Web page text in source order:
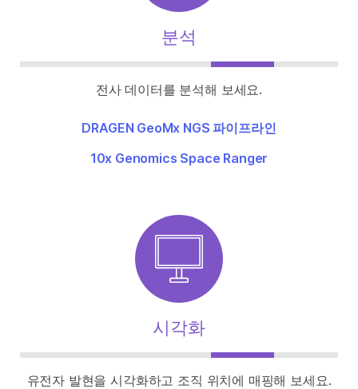
분석
전사 데이터를 분석해 보세요.
DRAGEN GeoMx NGS 파이프라인
10x Genomics Space Ranger
시각화
유전자 발현을 시각화하고 조직 위치에 매핑해 보세요.